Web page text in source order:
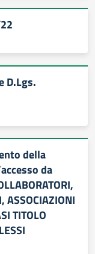
D.Lgs.
della
da
ASSOCIAZIONI
TITOLO